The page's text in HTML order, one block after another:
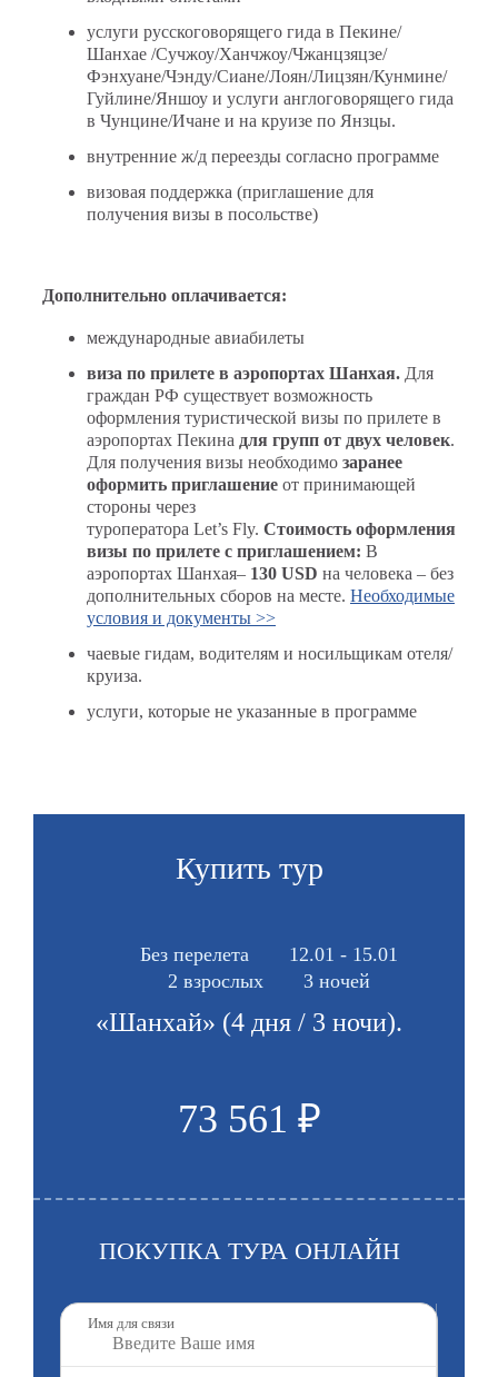
услуги русскоговорящего гида в Пекине/
Шанхае /Сучжоу/Ханчжоу/Чжанцзяцзе/
Фэнхуане/Чэнду/Cиане/Лоян/Лицзян/Кунмине/
Гуйлине/Яншоу и услуги англоговорящего гида
в Чунцине/Ичане и на круизе по Янзцы.
внутренние ж/д переезды согласно программе
визовая поддержка (приглашение для
получения визы в посольстве)
Дополнительно оплачивается:
международные авиабилеты
виза по прилете в аэропортах Шанхая. Для
граждан РФ существует возможность
оформления туристической визы по прилете в
аэропортах Пекина для групп от двух человек.
Для получения визы необходимо заранее
оформить приглашение от принимающей
стороны через
туроператора Let’s Fly. Стоимость оформления
визы по прилете с приглашением: В
аэропортах Шанхая– 130 USD на человека – без
дополнительных сборов на месте. Необходимые
условия и документы >>
чаевые гидам, водителям и носильщикам отеля/
круиза.
услуги, которые не указанные в программе
Купить тур
Без перелета
12.01 - 15.01
2 взрослых
3 ночей
«Шанхай» (4 дня / 3 ночи).
73 561 ₽
ПОКУПКА ТУРА ОНЛАЙН
Имя для связи